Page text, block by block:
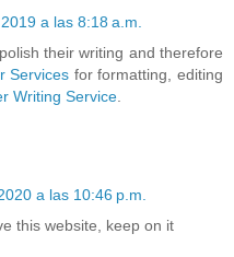
a las 8:18 a.m.
their writing and therefore
Services for formatting, editing
Writing Service.
a las 10:46 p.m.
this website, keep on it